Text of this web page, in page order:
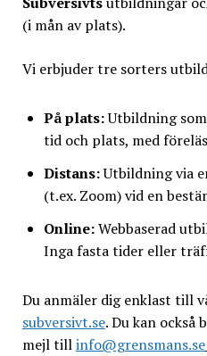
(i mån av plats).
Vi erbjuder tre sorters
På plats:Utbildning
tid och plats, med
Distans:Utbildning via
(t.ex. Zoom) vid en
Online:Webbaserad
Inga fasta tider eller
Du anmäler dig enklast till
subversivt.se. Du kan också
mejl tillinfo@grensmans.se